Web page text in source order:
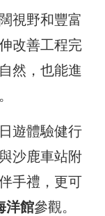
視野和豐富
改善工程完
然，也能進
遊體驗健行
沙鹿車站附
手禮，更可
洋館參觀。